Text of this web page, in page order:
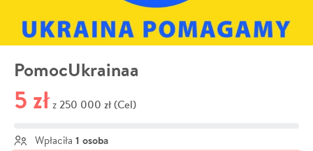
PomocUkrainaa
5 zł z 250 000 zł (Cel)
Wpłaciła 1 osoba